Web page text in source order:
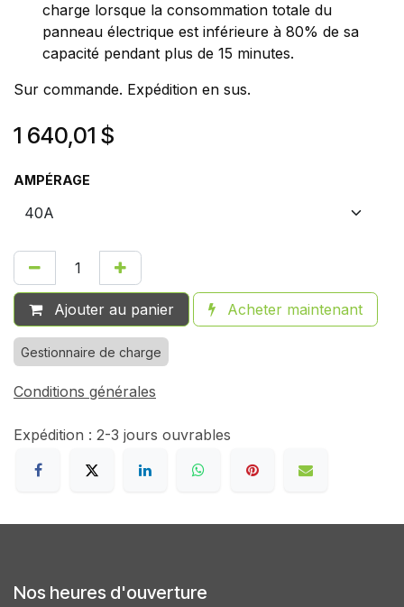
charge lorsque la consommation totale du
panneau électrique est inférieure à 80% de sa
capacité pendant plus de 15 minutes.
Sur commande. Expédition en sus.
1 640,01 $
AMPÉRAGE
Ajouter au panier Acheter maintenant
Gestionnaire de charge
Conditions générales
Expédition : 2-3 jours ouvrables
Nos heures d'ouverture